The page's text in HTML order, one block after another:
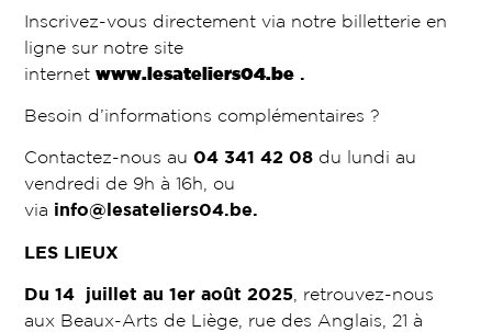
Inscrivez-vous directement via notre billetterie en
ligne sur notre site
internetwww.lesateliers04.be .
Besoin d’informations complémentaires ?
Contactez-nous au04 341 42 08 du lundi au
vendredi de 9h à 16h, ou
via info@lesateliers04.be.
LES LIEUX
Du 14 juillet au 1er août 2025 , retrouvez-nous
aux Beaux-Arts de Liège, rue des Anglais, 21 à